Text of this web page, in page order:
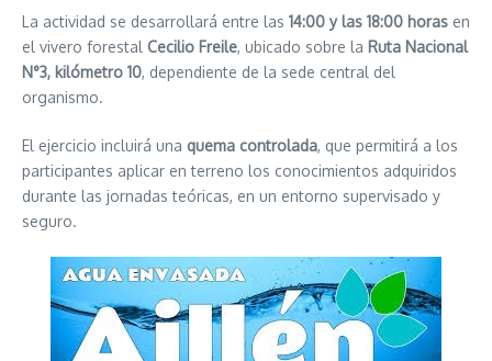
La actividad se desarrollará entre las 14:00 y las 18:00 horas en
el vivero forestal Cecilio Freile, ubicado sobre la Ruta Nacional
N°3, kilómetro 10, dependiente de la sede central del
organismo.
El ejercicio incluirá una quema controlada, que permitirá a los
participantes aplicar en terreno los conocimientos adquiridos
durante las jornadas teóricas, en un entorno supervisado y
seguro.